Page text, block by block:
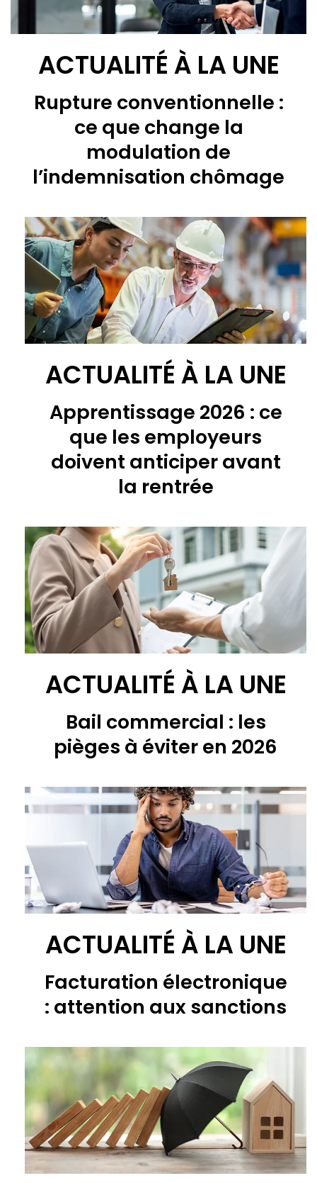
ACTUALITÉ À LA UNE
Rupture conventionnelle :
ce que change la
modulation de
l’indemnisation chômage
ACTUALITÉ À LA UNE
Apprentissage 2026 : ce
que les employeurs
doivent anticiper avant
la rentrée
ACTUALITÉ À LA UNE
Bail commercial : les
pièges à éviter en 2026
ACTUALITÉ À LA UNE
Facturation électronique
: attention aux sanctions